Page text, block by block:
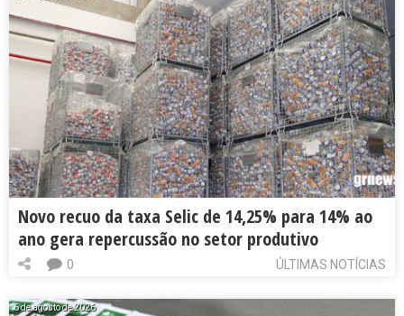
Novo recuo da taxa Selic de 14,25% para 14% ao
ano gera repercussão no setor produtivo
ÚLTIMAS NOTÍCIAS
0
6 de agosto de 2026